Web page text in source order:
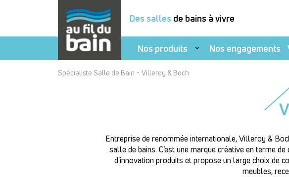
Des salles de bains à vivre
Nos produits Nos engagements
Spécialiste Salle de Bain - Villeroy & Boch
Entreprise de renommée internationale, Villeroy &
salle de bains. C’est une marque créative en terme
d'innovation produits et propose un large choix de
meubles,